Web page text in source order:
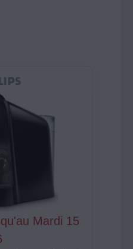
Mardi 15